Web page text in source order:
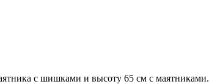
с шишками и высоту 65 см с маятниками.